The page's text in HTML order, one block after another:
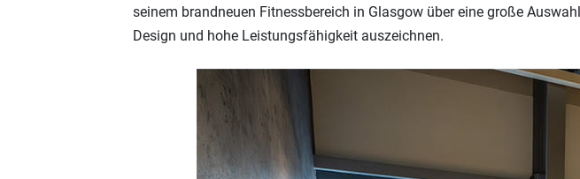
seinem brandneuen Fitnessbereich in Glasgow über eine große
Design und hohe Leistungsfähigkeit auszeichnen.